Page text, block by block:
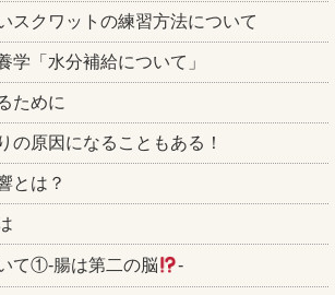
スクワットの練習方法について
学「水分補給について」
ために
の原因になることもある！
とは？
て①‐腸は第二の脳 ‐